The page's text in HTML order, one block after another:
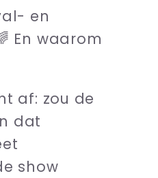
en
En waarom
af: zou de
dat
show